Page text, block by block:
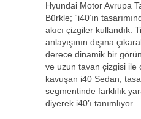
Hyundai Motor Avrupa
Bürkle; “i40’ın
akıcı çizgiler kullandık.
anlayışının dışına
derece dinamik bir
ve uzun tavan çizgisi ile
kavuşan i40 Sedan,
segmentinde farklılık
diyerek i40’ı tanımlıyor.